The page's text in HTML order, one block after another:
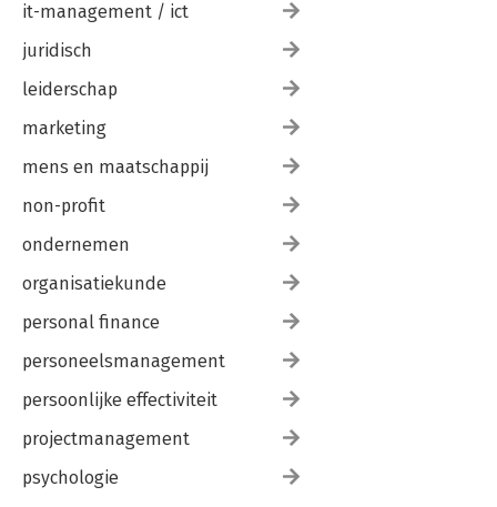
it-management / ict
juridisch
leiderschap
marketing
mens en maatschappij
non-profit
ondernemen
organisatiekunde
personal finance
personeelsmanagement
persoonlijke effectiviteit
projectmanagement
psychologie